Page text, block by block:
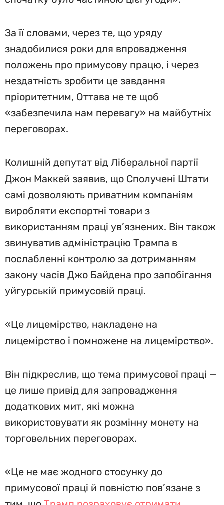
За її словами, через те, що уряду
знадобилися роки для впровадження
положень про примусову працю, і через
нездатність зробити це завдання
пріоритетним, Оттава не те щоб
«забезпечила нам перевагу» на майбутніх
переговорах.
Колишній депутат від Ліберальної партії
Джон Маккей заявив, що Сполучені Штати
самі дозволяють приватним компаніям
виробляти експортні товари з
використанням праці ув’язнених. Він також
звинуватив адміністрацію Трампа в
послабленні контролю за дотриманням
закону часів Джо Байдена про запобігання
уйгурській примусовій праці.
«Це лицемірство, накладене на
лицемірство і помножене на лицемірство».
Він підкреслив, що тема примусової праці —
це лише привід для запровадження
додаткових мит, які можна
використовувати як розмінну монету на
торговельних переговорах.
«Це не має жодного стосунку до
примусової праці й повністю пов’язане з